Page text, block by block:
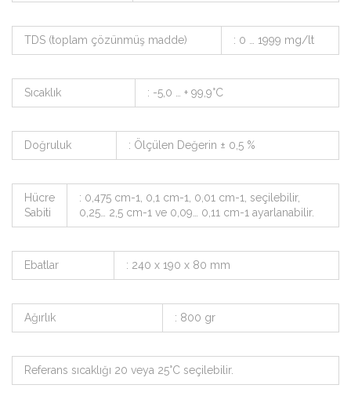
TDS (toplam çözünmüş madde) : 0 … 1999 mg/lt
Sıcaklık : -5,0 … + 99,9°C
Doğruluk : Ölçülen Değerin ± 0,5 %
Hücre
Sabiti
: 0,475 cm-1, 0,1 cm-1, 0,01 cm-1, seçilebilir,
0,25… 2,5 cm-1 ve 0,09… 0,11 cm-1 ayarlanabilir.
Ebatlar : 240 x 190 x 80 mm
Ağırlık : 800 gr
Referans sıcaklığı 20 veya 25°C seçilebilir.